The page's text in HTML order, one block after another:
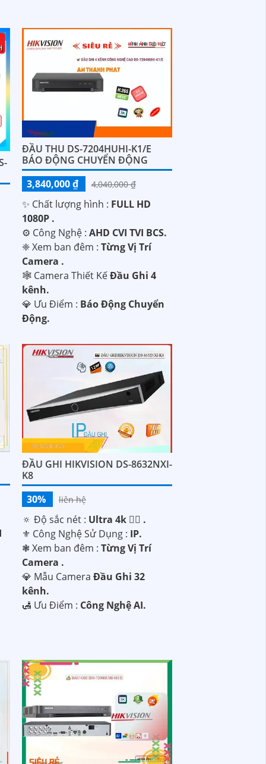
ĐẦU THU DS-7204HUHI-K1/E
BÁO ĐỘNG CHUYỂN ĐỘNG
3,840,000 ₫
4,040,000 ₫
✨ Chất lượng hình : FULL HD
1080P .
⚙ Công Nghệ : AHD CVI TVI BCS.
❈ Xem ban đêm : Từng Vị Trí
Camera .
🕸️ Camera Thiết KếĐầu Ghi 4
kênh.
️💎 Ưu Điểm : Báo Động Chuyển
Động.
ĐẦU GHI HIKVISION DS-8632NXI-
K8
30%
liên hệ
🔅 Độ sắc nét : Ultra 4k 👍🏾 .
⚜️ Công Nghệ Sử Dụng : IP.
❃ Xem ban đêm : Từng Vị Trí
Camera .
💎 Mẫu Camera Đầu Ghi 32
kênh.
️🛃 Ưu Điểm : Công Nghệ AI.